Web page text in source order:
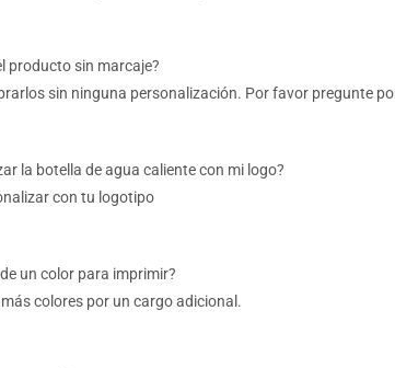
producto sin marcaje?
sin ninguna personalización. Por favor pregunte
la botella de agua caliente con mi logo?
con tu logotipo
un color para imprimir?
colores por un cargo adicional.